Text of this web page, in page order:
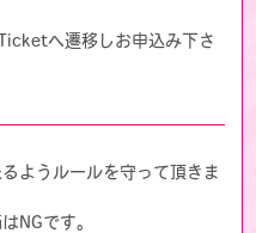
へ遷移しお申込み下さ
ようルールを守って頂きま
NGです。